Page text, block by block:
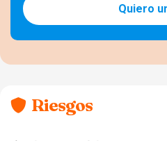
Quiero
Riesgos